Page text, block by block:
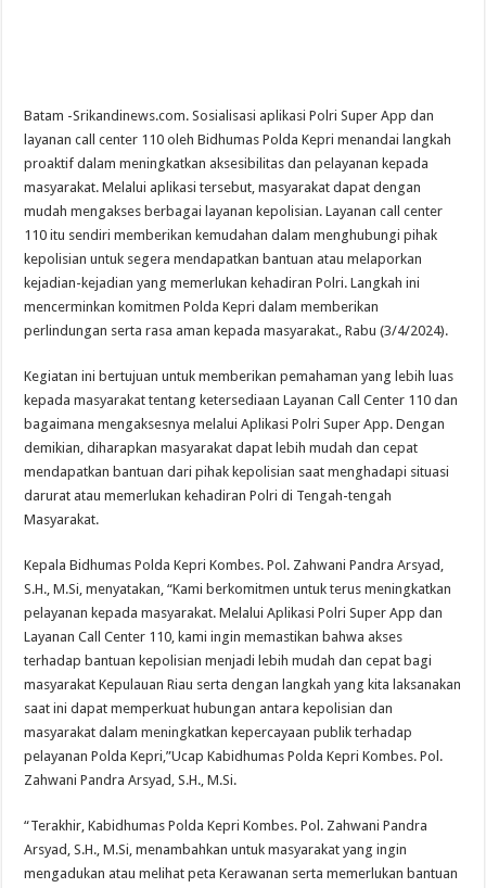
Batam -Srikandinews.com. Sosialisasi aplikasi Polri Super App dan
layanan call center 110 oleh Bidhumas Polda Kepri menandai langkah
proaktif dalam meningkatkan aksesibilitas dan pelayanan kepada
masyarakat. Melalui aplikasi tersebut, masyarakat dapat dengan
mudah mengakses berbagai layanan kepolisian. Layanan call center
110 itu sendiri memberikan kemudahan dalam menghubungi pihak
kepolisian untuk segera mendapatkan bantuan atau melaporkan
kejadian-kejadian yang memerlukan kehadiran Polri. Langkah ini
mencerminkan komitmen Polda Kepri dalam memberikan
perlindungan serta rasa aman kepada masyarakat., Rabu (3/4/2024).
Kegiatan ini bertujuan untuk memberikan pemahaman yang lebih luas
kepada masyarakat tentang ketersediaan Layanan Call Center 110 dan
bagaimana mengaksesnya melalui Aplikasi Polri Super App. Dengan
demikian, diharapkan masyarakat dapat lebih mudah dan cepat
mendapatkan bantuan dari pihak kepolisian saat menghadapi situasi
darurat atau memerlukan kehadiran Polri di Tengah-tengah
Masyarakat.
Kepala Bidhumas Polda Kepri Kombes. Pol. Zahwani Pandra Arsyad,
S.H., M.Si, menyatakan, “Kami berkomitmen untuk terus meningkatkan
pelayanan kepada masyarakat. Melalui Aplikasi Polri Super App dan
Layanan Call Center 110, kami ingin memastikan bahwa akses
terhadap bantuan kepolisian menjadi lebih mudah dan cepat bagi
masyarakat Kepulauan Riau serta dengan langkah yang kita laksanakan
saat ini dapat memperkuat hubungan antara kepolisian dan
masyarakat dalam meningkatkan kepercayaan publik terhadap
pelayanan Polda Kepri,”Ucap Kabidhumas Polda Kepri Kombes. Pol.
Zahwani Pandra Arsyad, S.H., M.Si.
“Terakhir, Kabidhumas Polda Kepri Kombes. Pol. Zahwani Pandra
Arsyad, S.H., M.Si, menambahkan untuk masyarakat yang ingin
mengadukan atau melihat peta Kerawanan serta memerlukan bantuan